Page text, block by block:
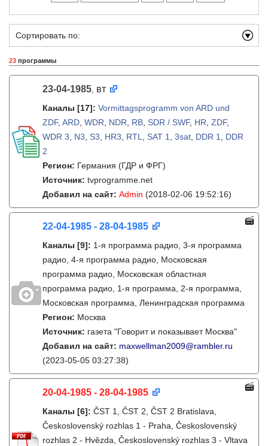
Сортировать по:
23 программы
23-04-1985, вт
Каналы [17]: Vormittagsprogramm von ARD und
ZDF, ARD WDR NDR RB SDR / SWF, HR ZDF,
WDR 3
N3 S3 HR3 RTL SAT 1 3sat DDR 1
DDR
2
Регион: Германия (ГДР и ФРГ)
Источник: tvprogramme.net
Добавил на сайт: Admin (2018-02-06 19:52:16)
22-04-1985 - 28-04-1985
Каналы [9]: 1-я программа радио, 3-я программа
радио, 4-я программа радио, Московская
программа радио, Московская областная
программа радио, 1-я программа, 2-я программа,
Московская программа, Ленинградская программа
Регион: Москва
Источник: газета "Говорит и показывает Москва"
Добавил на сайт: maxwellman2009@rambler.ru
(2023-05-05 03:27:38)
20-04-1985 - 28-04-1985
Каналы [6]: ČST 1, ČST 2, ČST 2 Bratislava,
Československý rozhlas 1 - Praha, Československý
rozhlas 2 - Hvězda, Československý rozhlas 3 - Vltava